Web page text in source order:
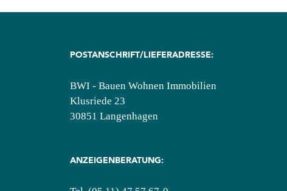
POSTANSCHRIFT/LIEFERADRESSE:
BWI - Bauen Wohnen Immobilien
Klusriede 23
30851 Langenhagen
ANZEIGENBERATUNG: